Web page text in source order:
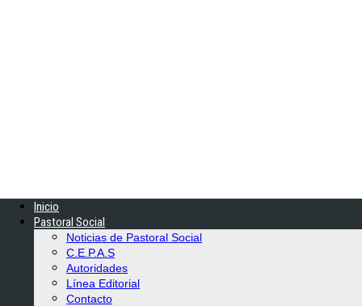
Inicio
Pastoral Social
Noticias de Pastoral Social
C.E.P.A.S
Autoridades
Línea Editorial
Contacto